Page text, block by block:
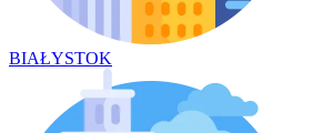
BIAŁYSTOK